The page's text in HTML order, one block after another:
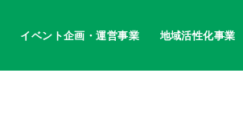
イベント企画・運営事業 地域活性化事業